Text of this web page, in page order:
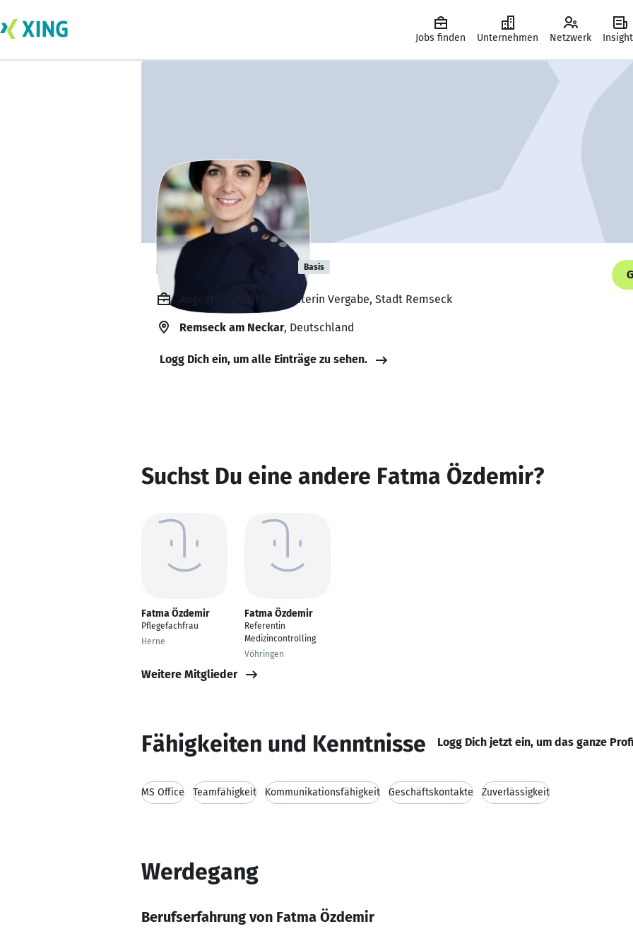
Jobs finden Unternehmen Netzwerk
Fatma Özdemir Basis
Angestellt, Sachbearbeiterin Vergabe, Stadt Remseck
Remseck am Neckar, Deutschland
Logg Dich ein, um alle Einträge zu sehen.
Suchst Du eine andere Fatma Özdemir?
Fatma Özdemir
Pflegefachfrau
Herne
Fatma Özdemir
Referentin
Medizincontrolling
Vöhringen
Weitere Mitglieder
Fähigkeiten und Kenntnisse Logg Dich jetzt ein, um das ganze
MS Office Teamfähigkeit Kommunikationsfähigkeit Geschäftskontakte Zuverlässigkeit
Werdegang
Berufserfahrung von Fatma Özdemir